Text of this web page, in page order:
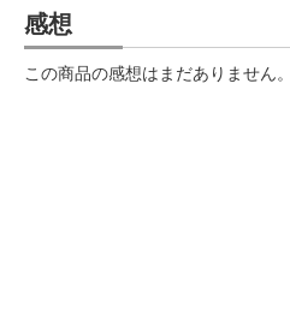
感想
この商品の感想はまだありません。